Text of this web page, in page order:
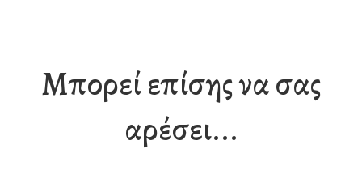
Μπορεί επίσης να σας
αρέσει...